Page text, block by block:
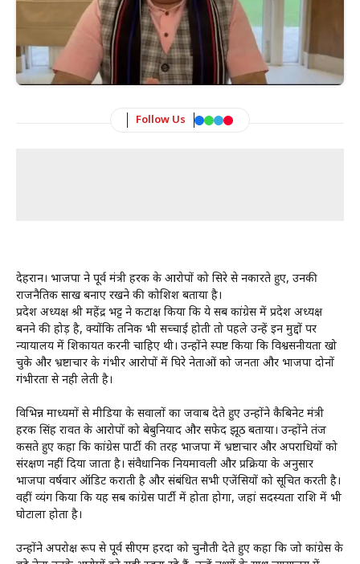
Follow Us
देहरादून। भाजपा ने पूर्व मंत्री हरक के आरोपों को सिरे से नकारते हुए, उनकी
राजनैतिक साख बनाए रखने की कोशिश बताया है।
प्रदेश अध्यक्ष श्री महेंद्र भट्ट ने कटाक्ष किया कि ये सब कांग्रेस में प्रदेश अध्यक्ष
बनने की होड़ है, क्योंकि तनिक भी सच्चाई होती तो पहले उन्हें इन मुद्दों पर
न्यायालय में शिकायत करनी चाहिए थी। उन्होंने स्पष्ट किया कि विश्वसनीयता खो
चुके और भ्रष्टाचार के गंभीर आरोपों में घिरे नेताओं को जनता और भाजपा दोनों
गंभीरता से नही लेती है।
विभिन्न माध्यमों से मीडिया के सवालों का जवाब देते हुए उन्होंने कैबिनेट मंत्री
हरक सिंह रावत के आरोपों को बेबुनियाद और सफेद झूठ बताया। उन्होंने तंज
कसते हुए कहा कि कांग्रेस पार्टी की तरह भाजपा में भ्रष्टाचार और अपराधियों को
संरक्षण नहीं दिया जाता है। संवैधानिक नियमावली और प्रक्रिया के अनुसार
भाजपा वर्षवार ऑडिट कराती है और संबंधित सभी एजेंसियों को सूचित करती है।
वहीं व्यंग किया कि यह सब कांग्रेस पार्टी में होता होगा, जहां सदस्यता राशि में भी
घोटाला होता है।
उन्होंने अपरोक्ष रूप से पूर्व सीएम हरदा को चुनौती देते हुए कहा कि जो कांग्रेस के